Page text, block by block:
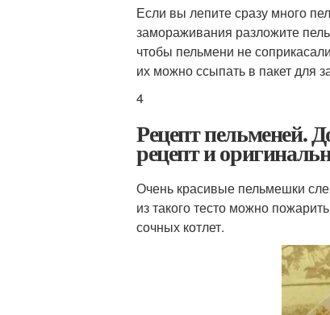
Если вы лепите сразу много
замораживания разложите
чтобы пельмени не
их можно ссыпать в пакет для
4
Рецепт пельменей.
рецепт и
Очень красивые пельмешки
из такого тесто можно
сочных котлет.